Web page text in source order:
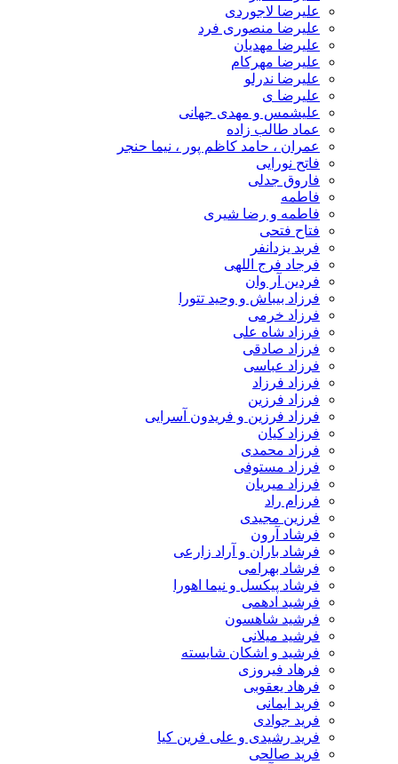
علیرضا لاجوردی
علیرضا منصوری فرد
علیرضا مهدیان
علیرضا مهرکام
علیرضا ندرلو
علیرضا ی
علیشمس و مهدی جهانی
عماد طالب زاده
عمران ، حامد کاظم پور ، نیما حنجر
فاتح نورایی
فاروق جدلی
فاطمه
فاطمه و رضا شیری
فتاح فتحی
فربد یزدانفر
فرجاد فرج اللهی
فردین آر وان
فرزاد بیباش و وحید تتورا
فرزاد خرمی
فرزاد شاه علی
فرزاد صادقی
فرزاد عباسی
فرزاد فرزاد
فرزاد فرزین
فرزاد فرزین و فریدون آسرایی
فرزاد کیان
فرزاد محمدی
فرزاد مستوفی
فرزاد میریان
فرزام راد
فرزین مجیدی
فرشاد آرون
فرشاد باران و آراد زارعی
فرشاد بهرامی
فرشاد پیکسل و نیما اهورا
فرشید ادهمی
فرشید شاهسون
فرشید میلانی
فرشید و اشکان شایسته
فرهاد فیروزی
فرهاد یعقوبی
فرید ایمانی
فرید جوادی
فرید رشیدی و علی فرین کیا
فرید صالحی